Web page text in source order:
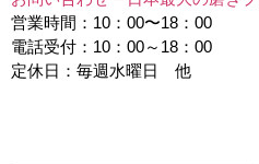
営業時間：10：00〜18：00
電話受付：10：00～18：00
定休日：毎週水曜日 他